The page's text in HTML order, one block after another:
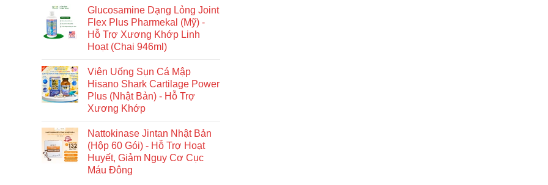
Glucosamine Dạng Lỏng Joint
Flex Plus Pharmekal (Mỹ) -
Hỗ Trợ Xương Khớp Linh
Hoạt (Chai 946ml)
Viên Uống Sụn Cá Mập
Hisano Shark Cartilage Power
Plus (Nhật Bản) - Hỗ Trợ
Xương Khớp
Nattokinase Jintan Nhật Bản
(Hộp 60 Gói) - Hỗ Trợ Hoạt
Huyết, Giảm Nguy Cơ Cục
Máu Đông